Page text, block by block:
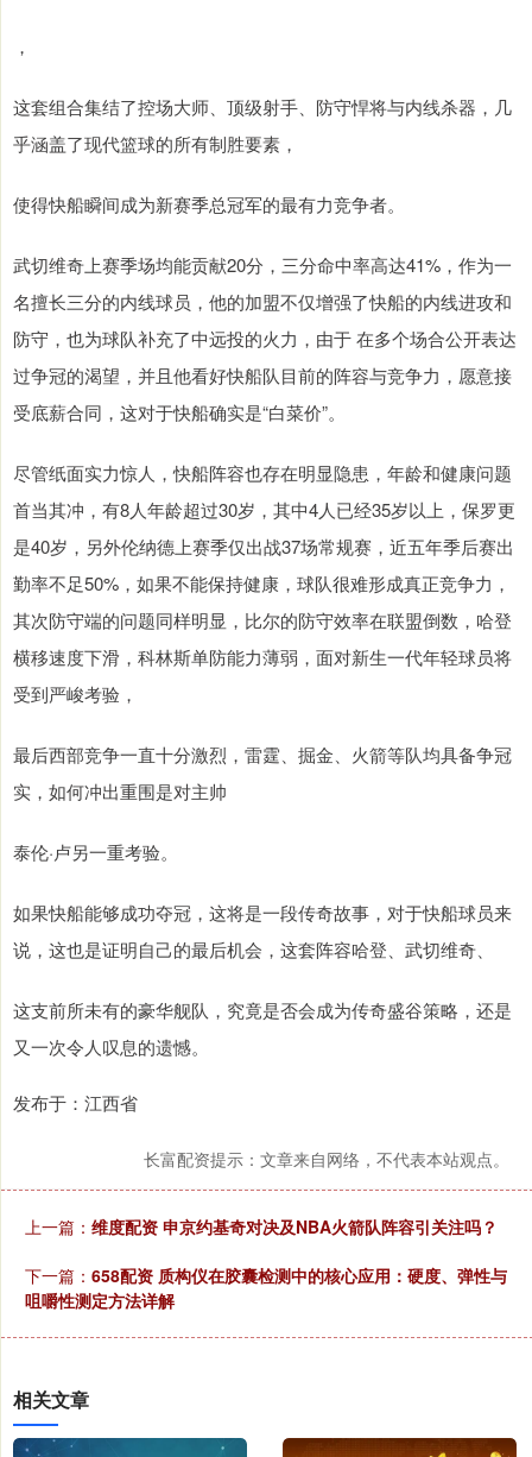
，
这套组合集结了控场大师、顶级射手、防守悍将与内线杀器，几
乎涵盖了现代篮球的所有制胜要素，
使得快船瞬间成为新赛季总冠军的最有力竞争者。
武切维奇上赛季场均能贡献20分，三分命中率高达41%，作为一
名擅长三分的内线球员，他的加盟不仅增强了快船的内线进攻和
防守，也为球队补充了中远投的火力，由于 在多个场合公开表达
过争冠的渴望，并且他看好快船队目前的阵容与竞争力，愿意接
受底薪合同，这对于快船确实是“白菜价”。
尽管纸面实力惊人，快船阵容也存在明显隐患，年龄和健康问题
首当其冲，有8人年龄超过30岁，其中4人已经35岁以上，保罗更
是40岁，另外伦纳德上赛季仅出战37场常规赛，近五年季后赛出
勤率不足50%，如果不能保持健康，球队很难形成真正竞争力，
其次防守端的问题同样明显，比尔的防守效率在联盟倒数，哈登
横移速度下滑，科林斯单防能力薄弱，面对新生一代年轻球员将
受到严峻考验，
最后西部竞争一直十分激烈，雷霆、掘金、火箭等队均具备争冠
实，如何冲出重围是对主帅
泰伦·卢另一重考验。
如果快船能够成功夺冠，这将是一段传奇故事，对于快船球员来
说，这也是证明自己的最后机会，这套阵容哈登、武切维奇、
这支前所未有的豪华舰队，究竟是否会成为传奇盛谷策略，还是
又一次令人叹息的遗憾。
发布于：江西省
长富配资提示：文章来自网络，不代表本站观点。
上一篇： 维度配资 申京约基奇对决及NBA火箭队阵容引关注吗？
下一篇： 658配资 质构仪在胶囊检测中的核心应用：硬度、弹性与
咀嚼性测定方法详解
相关文章